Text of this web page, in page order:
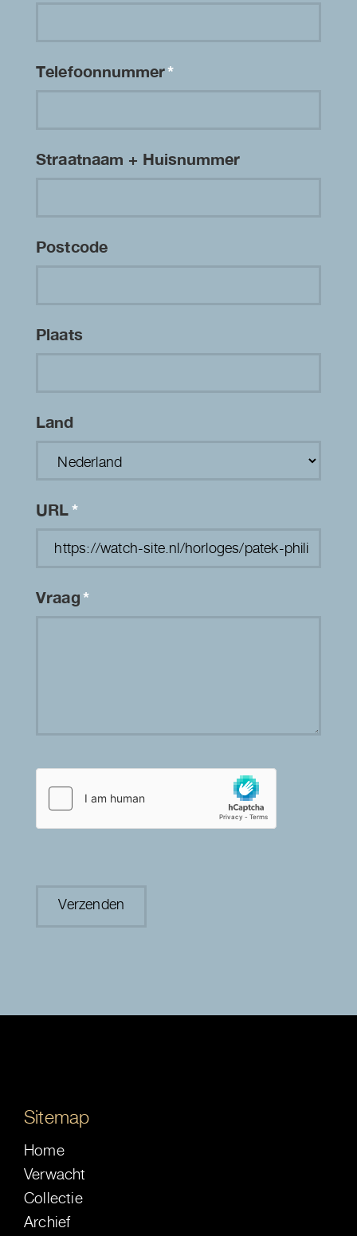
Telefoonnummer*
Straatnaam + Huisnummer
Postcode
Plaats
Land
URL*
Vraag*
Sitemap
Home
Verwacht
Collectie
Archief